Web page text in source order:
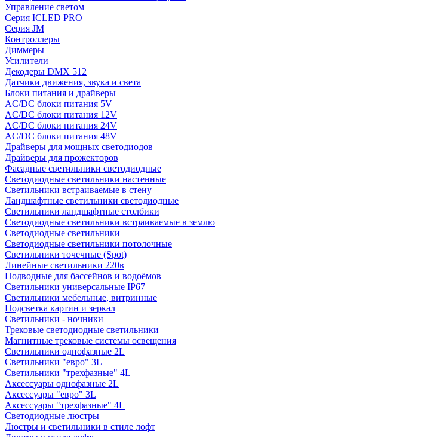
Управление светом
Серия ICLED PRO
Серия JM
Контроллеры
Диммеры
Усилители
Декодеры DMX 512
Датчики движения, звука и света
Блоки питания и драйверы
AC/DC блоки питания 5V
AC/DC блоки питания 12V
AC/DC блоки питания 24V
AC/DC блоки питания 48V
Драйверы для мощных светодиодов
Драйверы для прожекторов
Фасадные светильники светодиодные
Светодиодные светильники настенные
Светильники встраиваемые в стену
Ландшафтные светильники светодиодные
Светильники ландшафтные столбики
Светодиодные светильники встраиваемые в землю
Светодиодные светильники
Светодиодные светильники потолочные
Светильники точечные (Spot)
Линейные светильники 220в
Подводные для бассейнов и водоёмов
Светильники универсальные IP67
Светильники мебельные, витринные
Подсветка картин и зеркал
Светильники - ночники
Трековые светодиодные светильники
Магнитные трековые системы освещения
Светильники однофазные 2L
Светильники "евро" 3L
Светильники "трехфазные" 4L
Аксессуары однофазные 2L
Аксессуары "евро" 3L
Аксессуары "трехфазные" 4L
Светодиодные люстры
Люстры и светильники в стиле лофт